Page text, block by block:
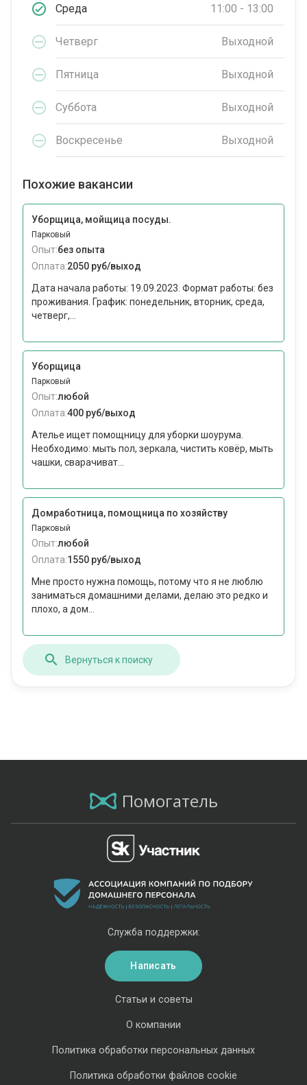
Среда 11:00 - 13:00
Четверг Выходной
Пятница Выходной
Суббота Выходной
Воскресенье Выходной
Похожие вакансии
Уборщица, мойщица посуды.
Парковый
Опыт:без опыта
Оплата:2050 руб/выход
Дата начала работы: 19.09.2023. Формат работы: без
проживания. График: понедельник, вторник, среда,
четверг,...
Уборщица
Парковый
Опыт:любой
Оплата:400 руб/выход
Ателье ищет помощницу для уборки шоурума.
Необходимо: мыть пол, зеркала, чистить ковёр, мыть
чашки, сварачиват...
Домработница, помощница по хозяйству
Парковый
Опыт:любой
Оплата:1550 руб/выход
Мне просто нужна помощь, потому что я не люблю
заниматься домашними делами, делаю это редко и
плохо, а дом...
Вернуться к поиску
Помогатель
Статьи и советы
О компании
Политика обработки персональных данных
Политика обработки файлов cookie
Служба поддержки:
Написать